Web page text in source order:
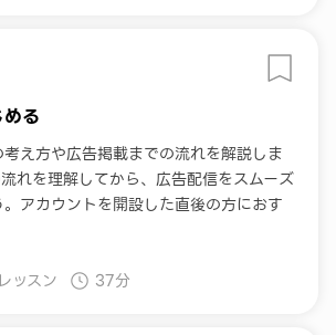
る
え方や広告掲載までの流れを解説しま
れを理解してから、広告配信をスムーズ
アカウントを開設した直後の方におす
ッスン 37分